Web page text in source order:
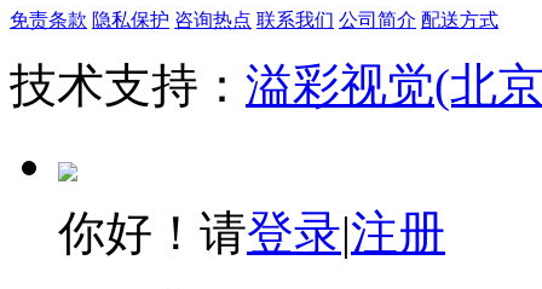
免责条款 隐私保护 咨询热点 联系我们 公司简介 配送方式
技术支持： 溢彩视觉(北
你好！请登录|注册